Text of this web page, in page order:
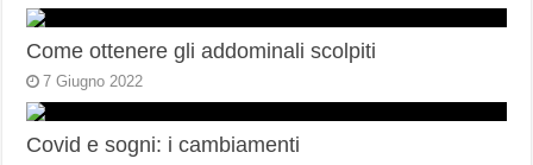
Come ottenere gli addominali scolpiti
7 Giugno 2022
Covid e sogni: i cambiamenti